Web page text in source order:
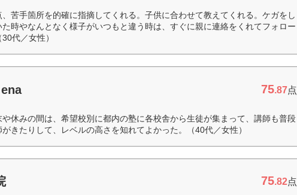
苦手箇所を的確に指摘してくれる。子供に合わせて教えてくれる。ケガをし
時やなんとなく様子がいつもと違う時は、すぐに親に連絡をくれてフォロー
代／女性）
75.87点
休みの間は、希望校別に都内の塾に各校舎から生徒が集まって、講師も普段
きたりして、レベルの高さを知れてよかった。（40代／女性）
75.82点